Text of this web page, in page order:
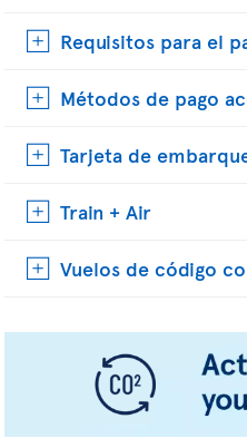
Requisitos para el
Métodos de pago
Tarjeta de
Train + Air
Vuelos de código